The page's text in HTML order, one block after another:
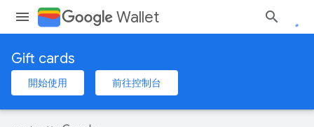
Wallet
Gift cards
開始使用 前往控制台